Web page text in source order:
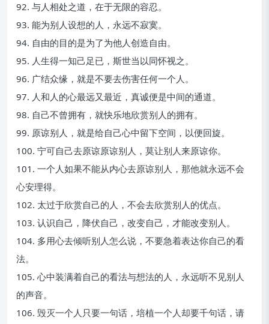
92. 与人相处之道，在于无限的容忍。
93. 能为别人设想的人，永远不寂寞。
94. 自由的目的是为了为他人创造自由。
95. 人生得一知己足已，斯世当以同怀视之。
96. 广结众缘，就是不要去伤害任何一个人。
97. 人和人的心最远又最近，真诚便是中间的通道。
98. 自己不曾拥有，就快乐地欣赏别人的拥有。
99. 原谅别人，就是给自己心中留下空间，以便回旋。
100. 宁可自己去原谅原谅别人，莫让别人来原谅你。
101. 一个人如果不能从内心去原谅别人，那他就永远不会
心安理得。
102. 太过于欣赏自己的人，不会去欣赏别人的优点。
103. 认识自己，降伏自己，改变自己，才能改变别人。
104. 多用心去倾听别人怎么说，不要急着表达你自己的看
法。
105. 心中装满着自己的看法与想法的人，永远听不见别人
的声音。
106. 毁灭一个人只要一句话，培植一个人却要千句话，请